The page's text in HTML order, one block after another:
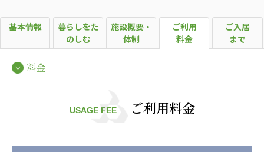
株式会社 爽やかな風九州
爽やかな風九州
株式会社 七星
七星
社会福祉法人 福ふく
社会福祉法人 心の会
医療（共に生きる仲間達）
基本情報
暮らしをた
のしむ
施設概要・
体制
ご利用
料金
ご入居
まで
料金
USAGE FEE ご利用料金